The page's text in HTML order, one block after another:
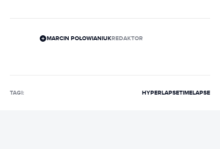
MARCIN POŁOWIANIUKREDAKTOR
TAGI: HYPERLAPSETIMELAPSE